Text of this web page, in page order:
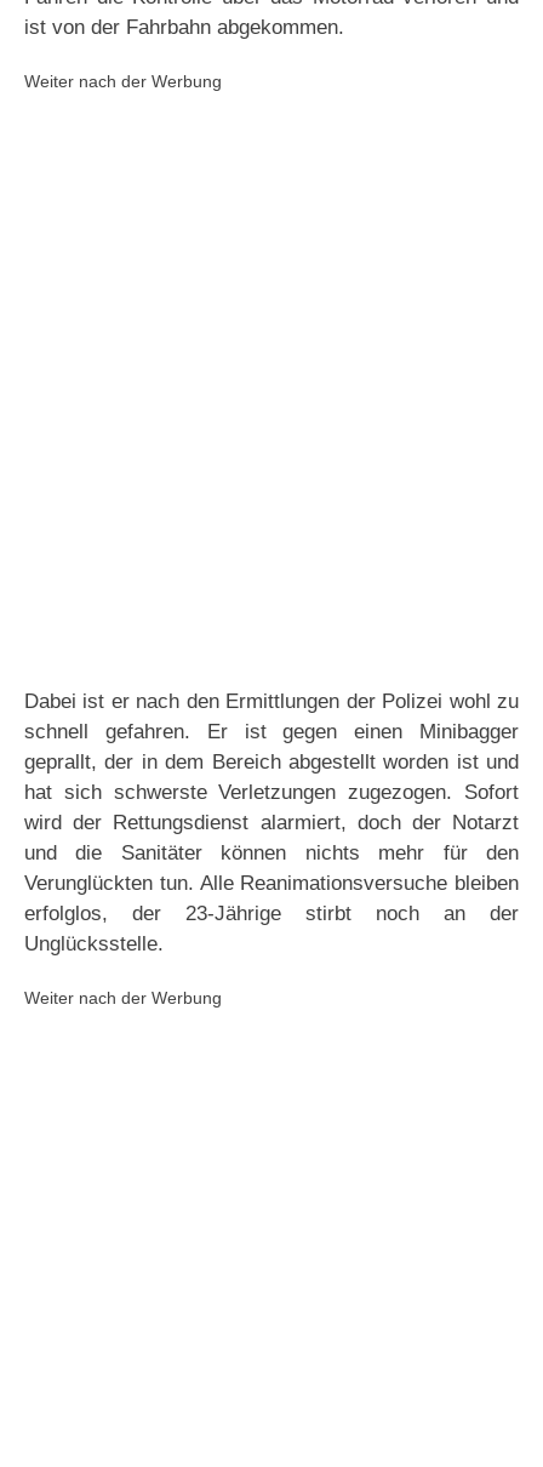
ist von der Fahrbahn abgekommen.
Weiter nach der Werbung
Dabei ist er nach den Ermittlungen der Polizei wohl zu
schnell gefahren. Er ist gegen einen Minibagger
geprallt, der in dem Bereich abgestellt worden ist und
hat sich schwerste Verletzungen zugezogen. Sofort
wird der Rettungsdienst alarmiert, doch der Notarzt
und die Sanitäter können nichts mehr für den
Verunglückten tun. Alle Reanimationsversuche bleiben
erfolglos, der 23-Jährige stirbt noch an der
Unglücksstelle.
Weiter nach der Werbung